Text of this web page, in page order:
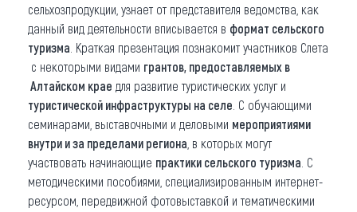
сельхозпродукции, узнает от представителя ведомства, как
данный вид деятельности вписывается в формат сельского
туризма . Краткая презентация познакомит участников Слета
с некоторыми видами грантов, предоставляемых в
Алтайском крае для развитие туристических услуг и
туристической инфраструктуры на селе . С обучающими
семинарами, выставочными и деловыми мероприятиями
внутри и за пределами региона , в которых могут
участвовать начинающие практики сельского туризма . С
методическими пособиями, специализированным интернет-
ресурсом, передвижной фотовыставкой и тематическими